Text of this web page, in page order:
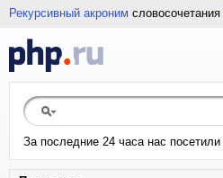
Рекурсивный акроним словосочетания
За последние 24 часа нас посетили